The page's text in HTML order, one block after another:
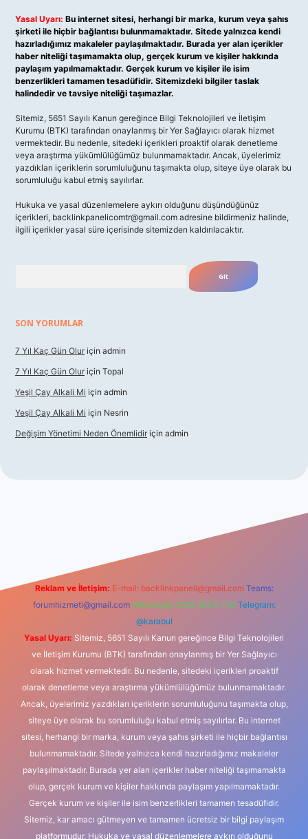
Yasal Uyarı: Bu internet sitesi, herhangi bir marka, kurum veya şahıs
şirketi ile hiçbir bağlantısı bulunmamaktadır. Sitede yalnızca kendi
hazırladığımız makaleler paylaşılmaktadır. Burada yer alan içerikler
haber niteliği taşımamakta olup, gerçek kurum ve kişiler hakkında
paylaşım yapılmamaktadır. Gerçek kurum ve kişiler ile isim
benzerlikleri tamamen tesadüfidir. Sitemizdeki bilgiler taslak
halindedir ve tavsiye niteliği taşımazlar.
Sitemiz, 5651 Sayılı Kanun gereğince Bilgi Teknolojileri ve İletişim
Kurumu (BTK) tarafından onaylanmış bir Yer Sağlayıcı olarak hizmet
vermektedir. Bu nedenle, sitedeki içerikleri proaktif olarak denetleme
veya araştırma yükümlülüğümüz bulunmamaktadır. Ancak, üyelerimiz
yazdıkları içeriklerin sorumluluğunu taşımakta olup, siteye üye olarak bu
sorumluluğu kabul etmiş sayılırlar.
Hukuka ve yasal düzenlemelere aykırı olduğunu düşündüğünüz
içerikleri, backlinkpanelicomtr@gmail.com adresine bildirmeniz halinde,
ilgili içerikler yasal süre içerisinde sitemizden kaldırılacaktır.
SON YORUMLAR
7 Yıl Kaç Gün Olur için admin
7 Yıl Kaç Gün Olur için Topal
Yeşil Çay Alkali Mi için admin
Yeşil Çay Alkali Mi için Nesrin
Değişim Yönetimi Neden Önemlidir için admin
Reklam ve İletişim: E-mail: backlinkpaneli@gmail.com Teams:
forumhizmeti@gmail.com Whatsapp: 0262 606 0 726 Telegram:
@karabul
Yasal Uyarı: Sitemiz, 5651 Sayılı Kanun gereğince Bilgi Teknolojileri
ve İletişim Kurumu (BTK) tarafından onaylanmış bir Yer Sağlayıcı
olarak hizmet vermektedir. Bu nedenle, sitedeki içerikleri proaktif
olarak denetleme veya araştırma yükümlülüğümüz bulunmamaktadır.
Ancak, üyelerimiz yazdıkları içeriklerin sorumluluğunu taşımakta olup,
siteye üye olarak bu sorumluluğu kabul etmiş sayılırlar. Bu internet
sitesi, herhangi bir marka, kurum veya şahıs şirketi ile hiçbir bağlantısı
bulunmamaktadır. Sitede yalnızca kendi hazırladığımız makaleler
paylaşılmaktadır. Burada yer alan içerikler haber niteliği taşımamakta
olup, gerçek kurum ve kişiler hakkında paylaşım yapılmamaktadır.
Gerçek kurum ve kişiler ile isim benzerlikleri tamamen tesadüfidir.
Sitemiz, kar amacı gütmeyen ve tamamen ücretsiz bir bilgi paylaşım
platformudur. Hukuka ve yasal düzenlemelere aykırı olduğunu